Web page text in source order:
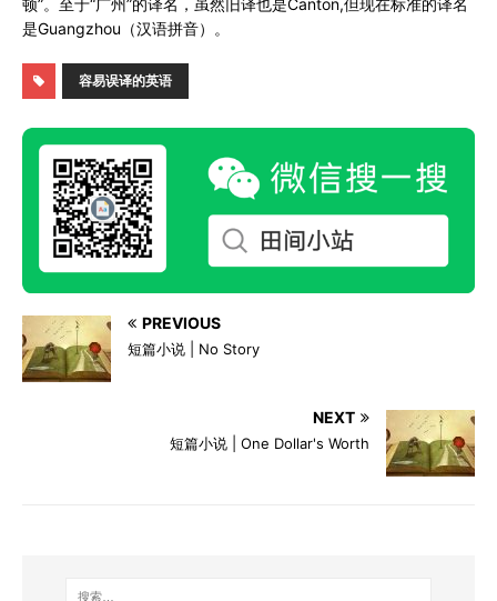
顿”。至于“广州”的译名，虽然旧译也是Canton,但现在标准的译名
是Guangzhou（汉语拼音）。
容易误译的英语
PREVIOUS
短篇小说 | No Story
NEXT
短篇小说 | One Dollar's Worth